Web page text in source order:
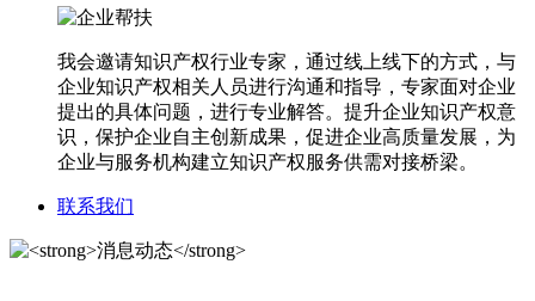
我会邀请知识产权行业专家，通过线上线下的方式，与
企业知识产权相关人员进行沟通和指导，专家面对企业
提出的具体问题，进行专业解答。提升企业知识产权意
识，保护企业自主创新成果，促进企业高质量发展，为
企业与服务机构建立知识产权服务供需对接桥梁。
联系我们